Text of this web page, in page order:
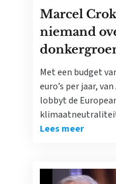
Marcel
niemand
Met een budget
euro’s per jaar,
lobbyt de
Lees meer